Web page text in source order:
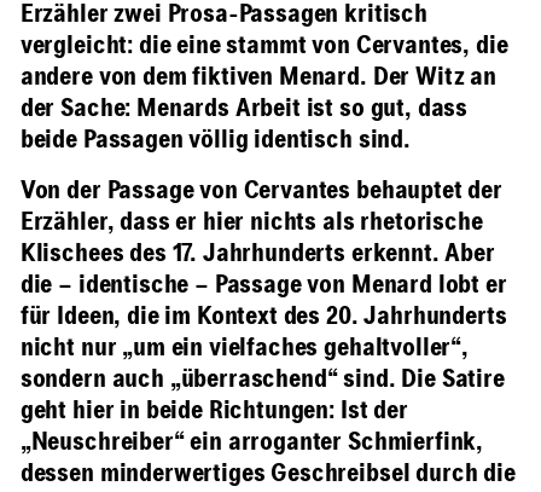
Erzähler zwei Prosa-Passagen kritisch
vergleicht: die eine stammt von Cervantes, die
andere von dem fiktiven Menard. Der Witz an
der Sache: Menards Arbeit ist so gut, dass
beide Passagen völlig identisch sind.
Von der Passage von Cervantes behauptet der
Erzähler, dass er hier nichts als rhetorische
Klischees des 17. Jahrhunderts erkennt. Aber
die – identische – Passage von Menard lobt er
für Ideen, die im Kontext des 20. Jahrhunderts
nicht nur „um ein vielfaches gehaltvoller“,
sondern auch „überraschend“ sind. Die Satire
geht hier in beide Richtungen: Ist der
„Neuschreiber“ ein arroganter Schmierfink,
dessen minderwertiges Geschreibsel durch die